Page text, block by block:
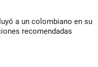
a un colombiano en su
recomendadas